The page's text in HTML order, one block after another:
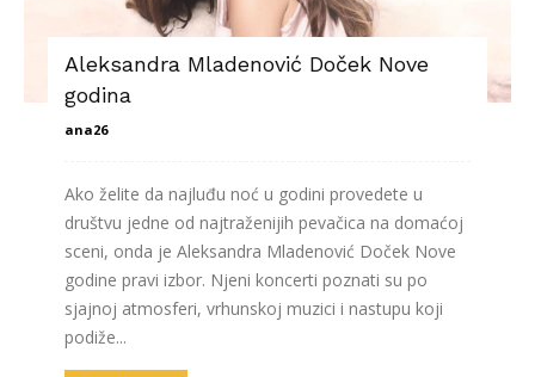
Aleksandra Mladenović Doček Nove
godina
ana26
Ako želite da najluđu noć u godini provedete u
društvu jedne od najtraženijih pevačica na domaćoj
sceni, onda je Aleksandra Mladenović Doček Nove
godine pravi izbor. Njeni koncerti poznati su po
sjajnoj atmosferi, vrhunskoj muzici i nastupu koji
podiže...